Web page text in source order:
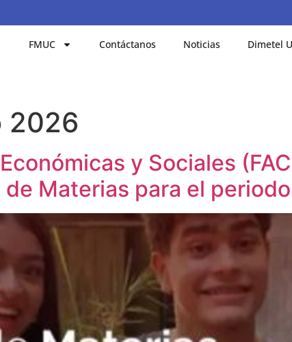
FMUC Contáctanos Noticias Dimetel
2026
y Sociales
Materias para el